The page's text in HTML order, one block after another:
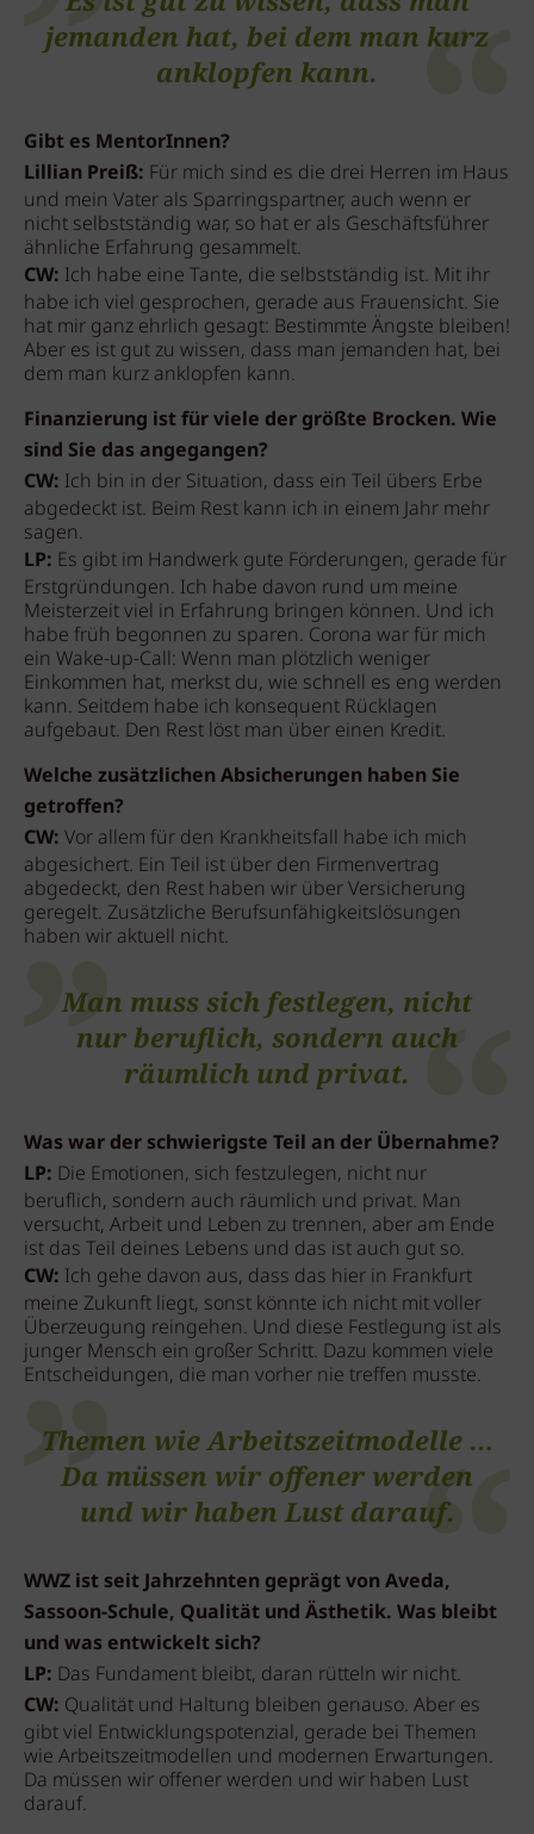
jemanden hat, bei dem man kurz
anklopfen kann.
Gibt es MentorInnen?
Lillian Preiß: Für mich sind es die drei Herren im Haus
und mein Vater als Sparringspartner, auch wenn er
nicht selbstständig war, so hat er als Geschäftsführer
ähnliche Erfahrung gesammelt.
CW: Ich habe eine Tante, die selbstständig ist. Mit ihr
habe ich viel gesprochen, gerade aus Frauensicht. Sie
hat mir ganz ehrlich gesagt: Bestimmte Ängste bleiben!
Aber es ist gut zu wissen, dass man jemanden hat, bei
dem man kurz anklopfen kann.
Finanzierung ist für viele der größte Brocken. Wie
sind Sie das angegangen?
CW: Ich bin in der Situation, dass ein Teil übers Erbe
abgedeckt ist. Beim Rest kann ich in einem Jahr mehr
sagen.
LP: Es gibt im Handwerk gute Förderungen, gerade für
Erstgründungen. Ich habe davon rund um meine
Meisterzeit viel in Erfahrung bringen können. Und ich
habe früh begonnen zu sparen. Corona war für mich
ein Wake-up-Call: Wenn man plötzlich weniger
Einkommen hat, merkst du, wie schnell es eng werden
kann. Seitdem habe ich konsequent Rücklagen
aufgebaut. Den Rest löst man über einen Kredit.
Welche zusätzlichen Absicherungen haben Sie
getroffen?
CW: Vor allem für den Krankheitsfall habe ich mich
abgesichert. Ein Teil ist über den Firmenvertrag
abgedeckt, den Rest haben wir über Versicherung
geregelt. Zusätzliche Berufsunfähigkeitslösungen
haben wir aktuell nicht.
Man muss sich festlegen, nicht
nur beruflich, sondern auch
räumlich und privat.
Was war der schwierigste Teil an der Übernahme?
LP: Die Emotionen, sich festzulegen, nicht nur
beruflich, sondern auch räumlich und privat. Man
versucht, Arbeit und Leben zu trennen, aber am Ende
ist das Teil deines Lebens und das ist auch gut so.
CW: Ich gehe davon aus, dass das hier in Frankfurt
meine Zukunft liegt, sonst könnte ich nicht mit voller
Überzeugung reingehen. Und diese Festlegung ist als
junger Mensch ein großer Schritt. Dazu kommen viele
Entscheidungen, die man vorher nie treffen musste.
Themen wie Arbeitszeitmodelle …
Da müssen wir offener werden
und wir haben Lust darauf.
WWZ ist seit Jahrzehnten geprägt von Aveda,
Sassoon-Schule, Qualität und Ästhetik. Was bleibt
und was entwickelt sich?
LP: Das Fundament bleibt, daran rütteln wir nicht.
CW: Qualität und Haltung bleiben genauso. Aber es
gibt viel Entwicklungspotenzial, gerade bei Themen
wie Arbeitszeitmodellen und modernen Erwartungen.
Da müssen wir offener werden und wir haben Lust
darauf.